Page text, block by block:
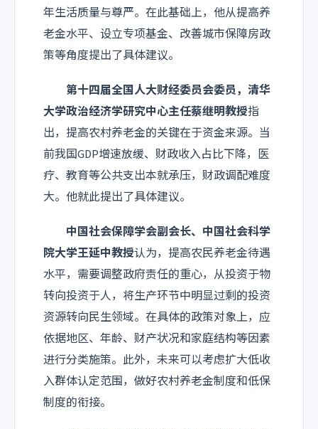
年生活质量与尊严。在此基础上，他从提高养
老金水平、设立专项基金、改善城市保障房政
策等角度提出了具体建议。
第十四届全国人大财经委员会委员，清华
大学政治经济学研究中心主任蔡继明教授指
出，提高农村养老金的关键在于资金来源。当
前我国GDP增速放缓、财政收入占比下降，医
疗、教育等公共支出本就承压，财政调配难度
大。他就此提出了具体建议。
中国社会保障学会副会长、中国社会科学
院大学王延中教授认为，提高农民养老金待遇
水平，需要调整政府责任的重心，从投资于物
转向投资于人，将生产环节中明显过剩的投资
资源转向民生领域。在具体的政策对象上，应
依据地区、年龄、财产状况和家庭结构等因素
进行分类施策。此外，未来可以考虑扩大低收
入群体认定范围，做好农村养老金制度和低保
制度的衔接。